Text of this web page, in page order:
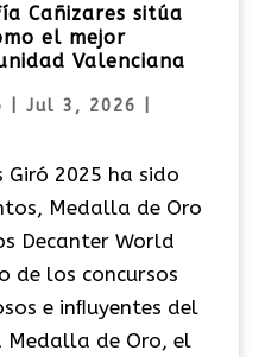
Cañizares sitúa
el mejor
Valenciana
Jul 3, 2026
Giró 2025 ha sido
Medalla de Oro
Decanter World
de los concursos
e inﬂuyentes del
Medalla de Oro, el